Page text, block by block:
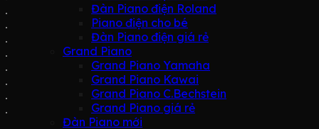
Đàn Piano điện Roland
Piano điện cho bé
Đàn Piano điện giá rẻ
Grand Piano
Grand Piano Yamaha
Grand Piano Kawai
Grand Piano C.Bechstein
Grand Piano giá rẻ
Đàn Piano mới